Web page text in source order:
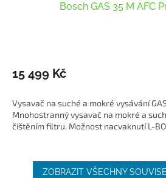
Bosch GAS 35 M AFC
15 499 Kč
Vysavač na suché a mokré vysávání
Mnohostranný vysavač na mokré a
čištěním filtru. Možnost nacvaknutí L-
ZOBRAZIT VŠECHNY